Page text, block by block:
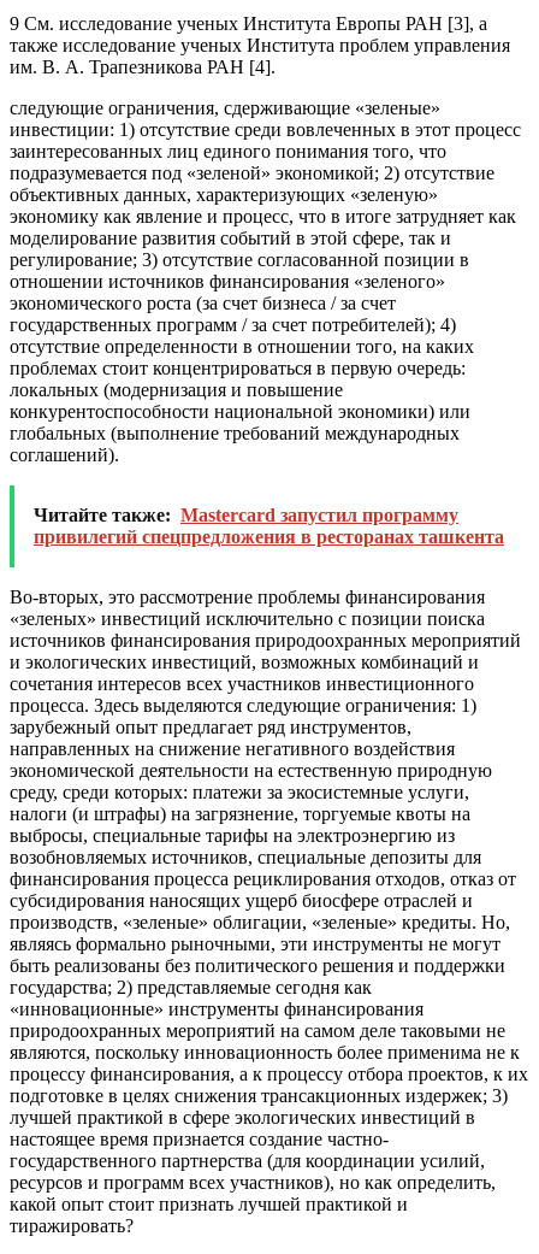
9 См. исследование ученых Института Европы РАН [3], а
также исследование ученых Института проблем управления
им. В. А. Трапезникова РАН [4].
следующие ограничения, сдерживающие «зеленые»
инвестиции: 1) отсутствие среди вовлеченных в этот процесс
заинтересованных лиц единого понимания того, что
подразумевается под «зеленой» экономикой; 2) отсутствие
объективных данных, характеризующих «зеленую»
экономику как явление и процесс, что в итоге затрудняет как
моделирование развития событий в этой сфере, так и
регулирование; 3) отсутствие согласованной позиции в
отношении источников финансирования «зеленого»
экономического роста (за счет бизнеса / за счет
государственных программ / за счет потребителей); 4)
отсутствие определенности в отношении того, на каких
проблемах стоит концентрироваться в первую очередь:
локальных (модернизация и повышение
конкурентоспособности национальной экономики) или
глобальных (выполнение требований международных
соглашений).
Читайте также: Mastercard запустил программу
привилегий спецпредложения в ресторанах ташкента
Во-вторых, это рассмотрение проблемы финансирования
«зеленых» инвестиций исключительно с позиции поиска
источников финансирования природоохранных мероприятий
и экологических инвестиций, возможных комбинаций и
сочетания интересов всех участников инвестиционного
процесса. Здесь выделяются следующие ограничения: 1)
зарубежный опыт предлагает ряд инструментов,
направленных на снижение негативного воздействия
экономической деятельности на естественную природную
среду, среди которых: платежи за экосистемные услуги,
налоги (и штрафы) на загрязнение, торгуемые квоты на
выбросы, специальные тарифы на электроэнергию из
возобновляемых источников, специальные депозиты для
финансирования процесса рециклирования отходов, отказ от
субсидирования наносящих ущерб биосфере отраслей и
производств, «зеленые» облигации, «зеленые» кредиты. Но,
являясь формально рыночными, эти инструменты не могут
быть реализованы без политического решения и поддержки
государства; 2) представляемые сегодня как
«инновационные» инструменты финансирования
природоохранных мероприятий на самом деле таковыми не
являются, поскольку инновационность более применима не к
процессу финансирования, а к процессу отбора проектов, к их
подготовке в целях снижения трансакционных издержек; 3)
лучшей практикой в сфере экологических инвестиций в
настоящее время признается создание частно-
государственного партнерства (для координации усилий,
ресурсов и программ всех участников), но как определить,
какой опыт стоит признать лучшей практикой и
тиражировать?